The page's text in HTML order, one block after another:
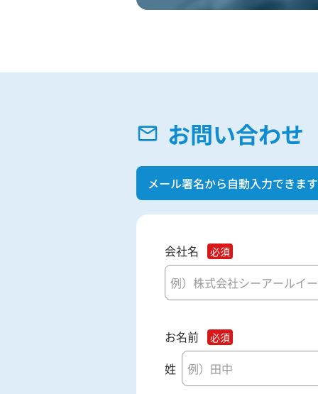
お問い合わせ
メール署名から自動入力できます
会社名
お名前
姓